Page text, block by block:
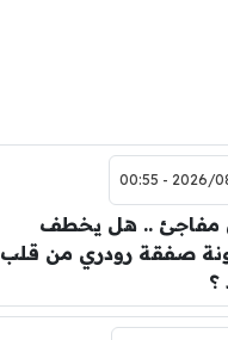
2026/08/06
مفاجئ .. هل يخطف
صفقة رودري من قلب
؟